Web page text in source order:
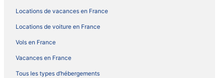
Locations de vacances en France
Locations de voiture en France
Vols en France
Vacances en France
Tous les types d’hébergements